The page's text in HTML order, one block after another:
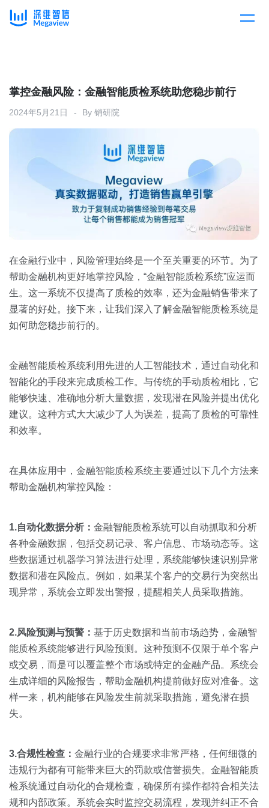
产品总览
产品集成
解决方案
按行业
消费医疗
房地产
金融
销售人员
销售管理
交易跟进
客户案例
资源中心
全部
白皮书
销售会话智能
关于我们
掌控金融风险：金融智能质检系统助您稳步前行
2024年5月21日 By 销研院
在金融行业中，风险管理始终是一个至关重要的环节。为了
帮助金融机构更好地掌控风险，“金融智能质检系统”应运而
生。这一系统不仅提高了质检的效率，还为金融销售带来了
显著的好处。接下来，让我们深入了解金融智能质检系统是
如何助您稳步前行的。
金融智能质检系统利用先进的人工智能技术，通过自动化和
智能化的手段来完成质检工作。与传统的手动质检相比，它
能够快速、准确地分析大量数据，发现潜在风险并提出优化
建议。这种方式大大减少了人为误差，提高了质检的可靠性
和效率。
在具体应用中，金融智能质检系统主要通过以下几个方法来
帮助金融机构掌控风险：
1.自动化数据分析： 金融智能质检系统可以自动抓取和分析
各种金融数据，包括交易记录、客户信息、市场动态等。这
些数据通过机器学习算法进行处理，系统能够快速识别异常
数据和潜在风险点。例如，如果某个客户的交易行为突然出
现异常，系统会立即发出警报，提醒相关人员采取措施。
2.风险预测与预警： 基于历史数据和当前市场趋势，金融智
能质检系统能够进行风险预测。这种预测不仅限于单个客户
或交易，而是可以覆盖整个市场或特定的金融产品。系统会
生成详细的风险报告，帮助金融机构提前做好应对准备。这
样一来，机构能够在风险发生前就采取措施，避免潜在损
失。
3.合规性检查： 金融行业的合规要求非常严格，任何细微的
违规行为都有可能带来巨大的罚款或信誉损失。金融智能质
检系统通过自动化的合规检查，确保所有操作都符合相关法
规和内部政策。系统会实时监控交易流程，发现并纠正不合